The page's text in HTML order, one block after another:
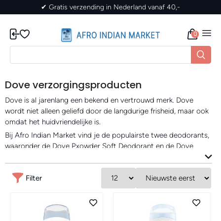
✔ Gratis verzending in Nederland vanaf 40,-
0
Dove verzorgingsproducten
Dove is al jarenlang een bekend en vertrouwd merk. Dove
wordt niet alleen geliefd door de langdurige frisheid, maar ook
omdat het huidvriendelijke is.
Bij Afro Indian Market vind je de populairste twee deodorants,
waaronder de Dove Pxowder Soft Deodorant en de Dove
Original Clean Deodorant. Twee klassiekers met elk hun eigen
charme, die jouw huid beschermen en verzorging.
Dove staat bekend om haar bescherming, verzorging en
zachte geuren. Daarom is het perfect voor de gevoelige huid.
Filter